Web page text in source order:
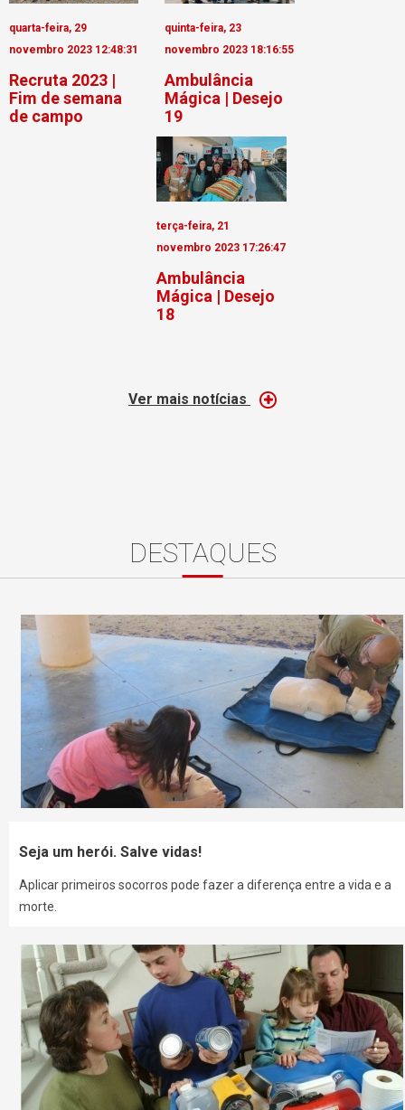
quarta-feira, 29
novembro 2023 12:48:31
Recruta 2023 |
Fim de semana
de campo
quinta-feira, 23
novembro 2023 18:16:55
Ambulância
Mágica | Desejo
19
terça-feira, 21
novembro 2023 17:26:47
Ambulância
Mágica | Desejo
18
Ver mais notícias
DESTAQUES
Seja um herói. Salve vidas!
Aplicar primeiros socorros pode fazer a diferença entre a vida e a
morte.